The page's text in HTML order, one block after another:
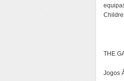
THE
Jogos